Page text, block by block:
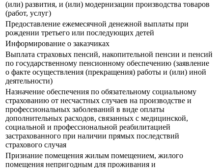
(или) развития, и (или) модернизации производства товаров
(работ, услуг)
Предоставление ежемесячной денежной выплаты при
рождении третьего или последующих детей
Информирование о заказчиках
Выплата страховых пенсий, накопительной пенсии и пенсий
по государственному пенсионному обеспечению (заявление
о факте осуществления (прекращения) работы и (или) иной
деятельности)
Назначение обеспечения по обязательному социальному
страхованию от несчастных случаев на производстве и
профессиональных заболеваний в виде оплаты
дополнительных расходов, связанных с медицинской,
социальной и профессиональной реабилитацией
застрахованного при наличии прямых последствий
страхового случая
Признание помещения жилым помещением, жилого
помещения непригодным для проживания и